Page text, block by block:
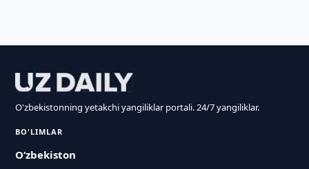
O'zbekistonning yetakchi yangiliklar portali. 24/7 yangiliklar.
BO'LIMLAR
O‘zbekiston